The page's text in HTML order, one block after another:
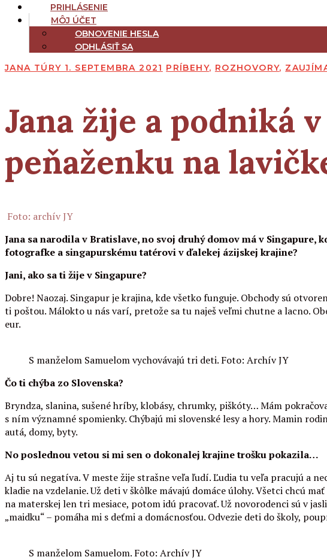
PRIHLÁSENIE
MÔJ ÚČET
OBNOVENIE HESLA
ODHLÁSIŤ SA
JANA TÚRY 1. SEPTEMBRA 2021 PRÍBEHY, ROZHOVORY,
Jana žije a podniká
peňaženku na
Foto: archív JY
Jana sa narodila v Bratislave, no svoj druhý domov má v Singapure,
fotografke a singapurskému tatérovi v ďalekej ázijskej krajine?
Jani, ako sa ti žije v Singapure?
Dobre! Naozaj. Singapur je krajina, kde všetko funguje. Obchody sú
ti poštou. Málokto u nás varí, pretože sa tu naješ veľmi chutne a lacno.
eur.
S manželom Samuelom vychovávajú tri deti. Foto: Archív JY
Čo ti chýba zo Slovenska?
Bryndza, slanina, sušené hríby, klobásy, chrumky, piškóty… Mám
s ním významné spomienky. Chýbajú mi slovenské lesy a hory. Mamin
autá, domy, byty.
No poslednou vetou si mi sen o dokonalej krajine trošku pokazila…
Aj tu sú negatíva. V meste žije strašne veľa ľudí. Ľudia tu veľa pracujú a
kladie na vzdelanie. Už deti v škôlke mávajú domáce úlohy. Všetci chcú
na materskej len tri mesiace, potom idú pracovať. Už novorodenci sú v
„maidku“ – pomáha mi s deťmi a domácnosťou. Odvezie deti do školy,
S manželom Samuelom. Foto: Archív JY